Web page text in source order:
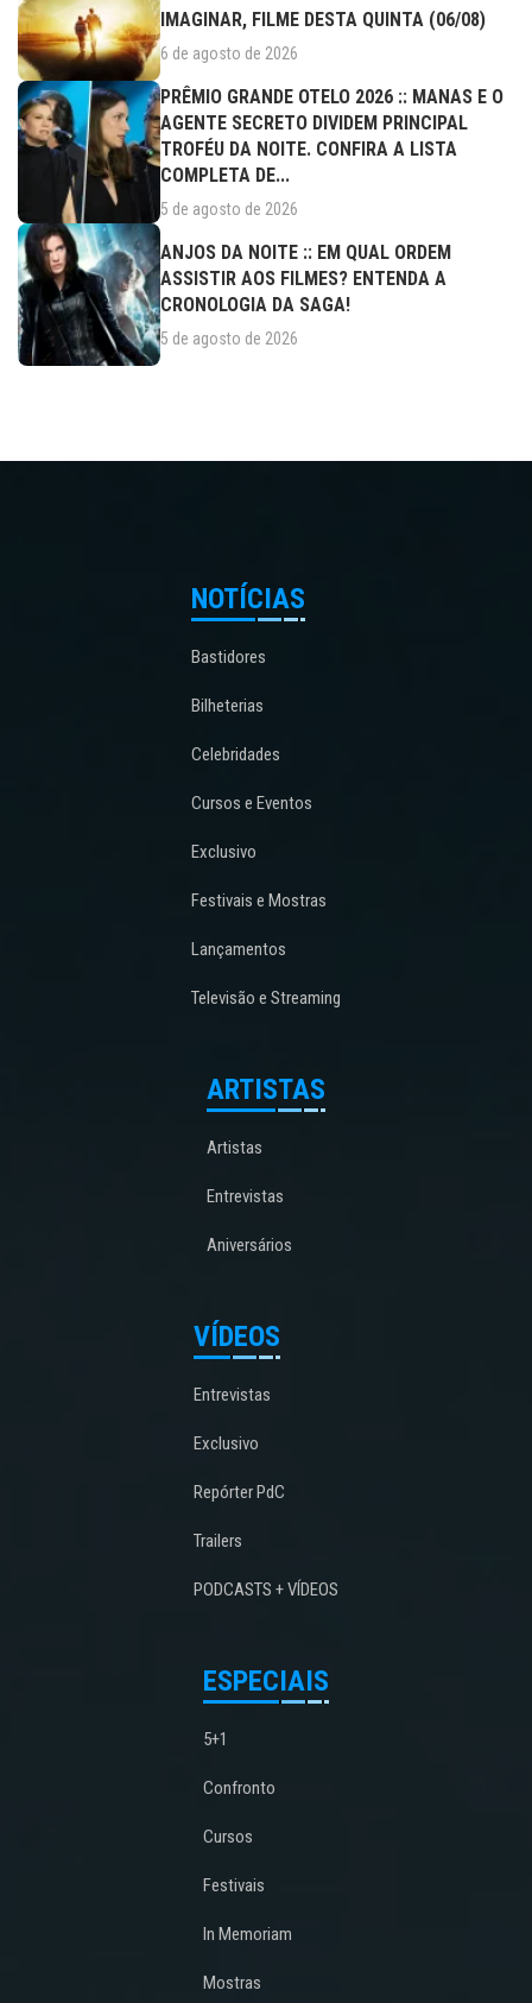
IMAGINAR, FILME DESTA QUINTA (06/08)
6 de agosto de 2026
PRÊMIO GRANDE OTELO 2026 :: MANAS E O
AGENTE SECRETO DIVIDEM PRINCIPAL
TROFÉU DA NOITE. CONFIRA A LISTA
COMPLETA DE...
5 de agosto de 2026
ANJOS DA NOITE :: EM QUAL ORDEM
ASSISTIR AOS FILMES? ENTENDA A
CRONOLOGIA DA SAGA!
5 de agosto de 2026
NOTÍCIAS
Bastidores
Bilheterias
Celebridades
Cursos e Eventos
Exclusivo
Festivais e Mostras
Lançamentos
Televisão e Streaming
ARTISTAS
Artistas
Entrevistas
Aniversários
VÍDEOS
Entrevistas
Exclusivo
Repórter PdC
Trailers
PODCASTS + VÍDEOS
ESPECIAIS
5+1
Confronto
Cursos
Festivais
In Memoriam
Mostras